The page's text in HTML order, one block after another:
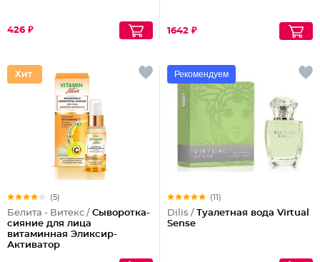
426 ₽ 1642 ₽
(5)
Белита - Витекс / Сыворотка-
сияние для лица
витаминная Эликсир-
Активатор
Рекомендуем
(11)
Dilis / Туалетная вода Virtual
Sense